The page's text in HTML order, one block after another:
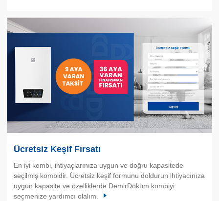
Ücretsiz Keşif Fırsatı
En iyi kombi, ihtiyaçlarınıza uygun ve doğru kapasitede
seçilmiş kombidir. Ücretsiz keşif formunu doldurun ihtiyacınıza
uygun kapasite ve özelliklerde DemirDöküm kombiyi
seçmenize yardımcı olalım.